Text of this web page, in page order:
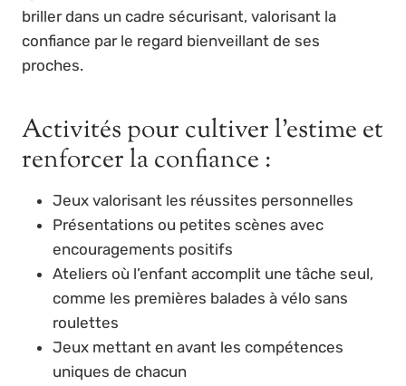
briller dans un cadre sécurisant, valorisant la
confiance par le regard bienveillant de ses
proches.
Activités pour cultiver l’estime et
renforcer la confiance :
Jeux valorisant les réussites personnelles
Présentations ou petites scènes avec
encouragements positifs
Ateliers où l’enfant accomplit une tâche seul,
comme les premières balades à vélo sans
roulettes
Jeux mettant en avant les compétences
uniques de chacun